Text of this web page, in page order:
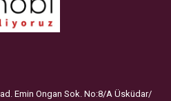
Emin Ongan Sok. No:8/A Üsküdar/